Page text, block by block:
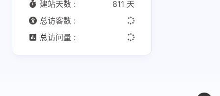
建站天数 :
811 天
总访客数 :
总访问量 :